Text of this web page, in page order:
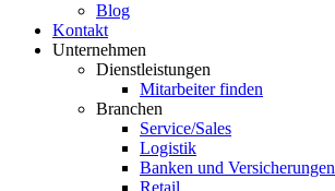
Blog
Kontakt
Unternehmen
Dienstleistungen
Mitarbeiter finden
Branchen
Service/Sales
Logistik
Banken und Versicherungen
Retail